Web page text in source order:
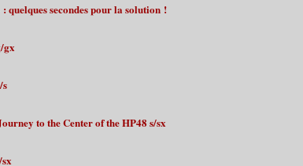
quelques secondes pour la solution !
gx
to the Center of the HP48 s/sx